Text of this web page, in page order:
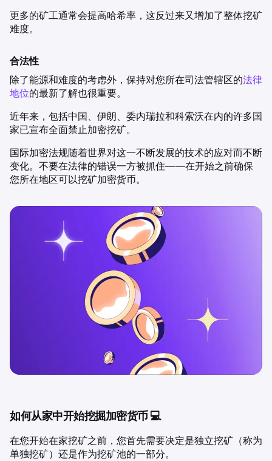
更多的矿工通常会提高哈希率，这反过来又增加了整体挖矿
难度。
合法性
除了能源和难度的考虑外，保持对您所在司法管辖区的法律
地位的最新了解也很重要。
近年来，包括中国、伊朗、委内瑞拉和科索沃在内的许多国
家已宣布全面禁止加密挖矿。
国际加密法规随着世界对这一不断发展的技术的应对而不断
变化。不要在法律的错误一方被抓住——在开始之前确保
您所在地区可以挖矿加密货币。
如何从家中开始挖掘加密货币 💻
在您开始在家挖矿之前，您首先需要决定是独立挖矿（称为
单独挖矿）还是作为挖矿池的一部分。